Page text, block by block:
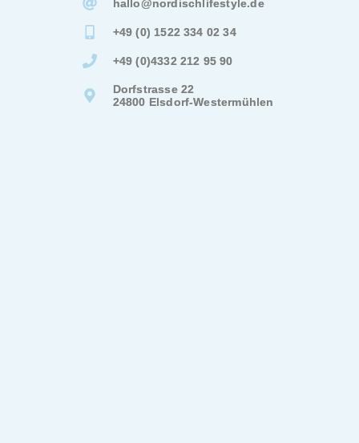
hallo@nordischlifestyle.de
+49 (0) 1522 334 02 34
+49 (0)4332 212 95 90
Dorfstrasse 22
24800 Elsdorf-Westermühlen